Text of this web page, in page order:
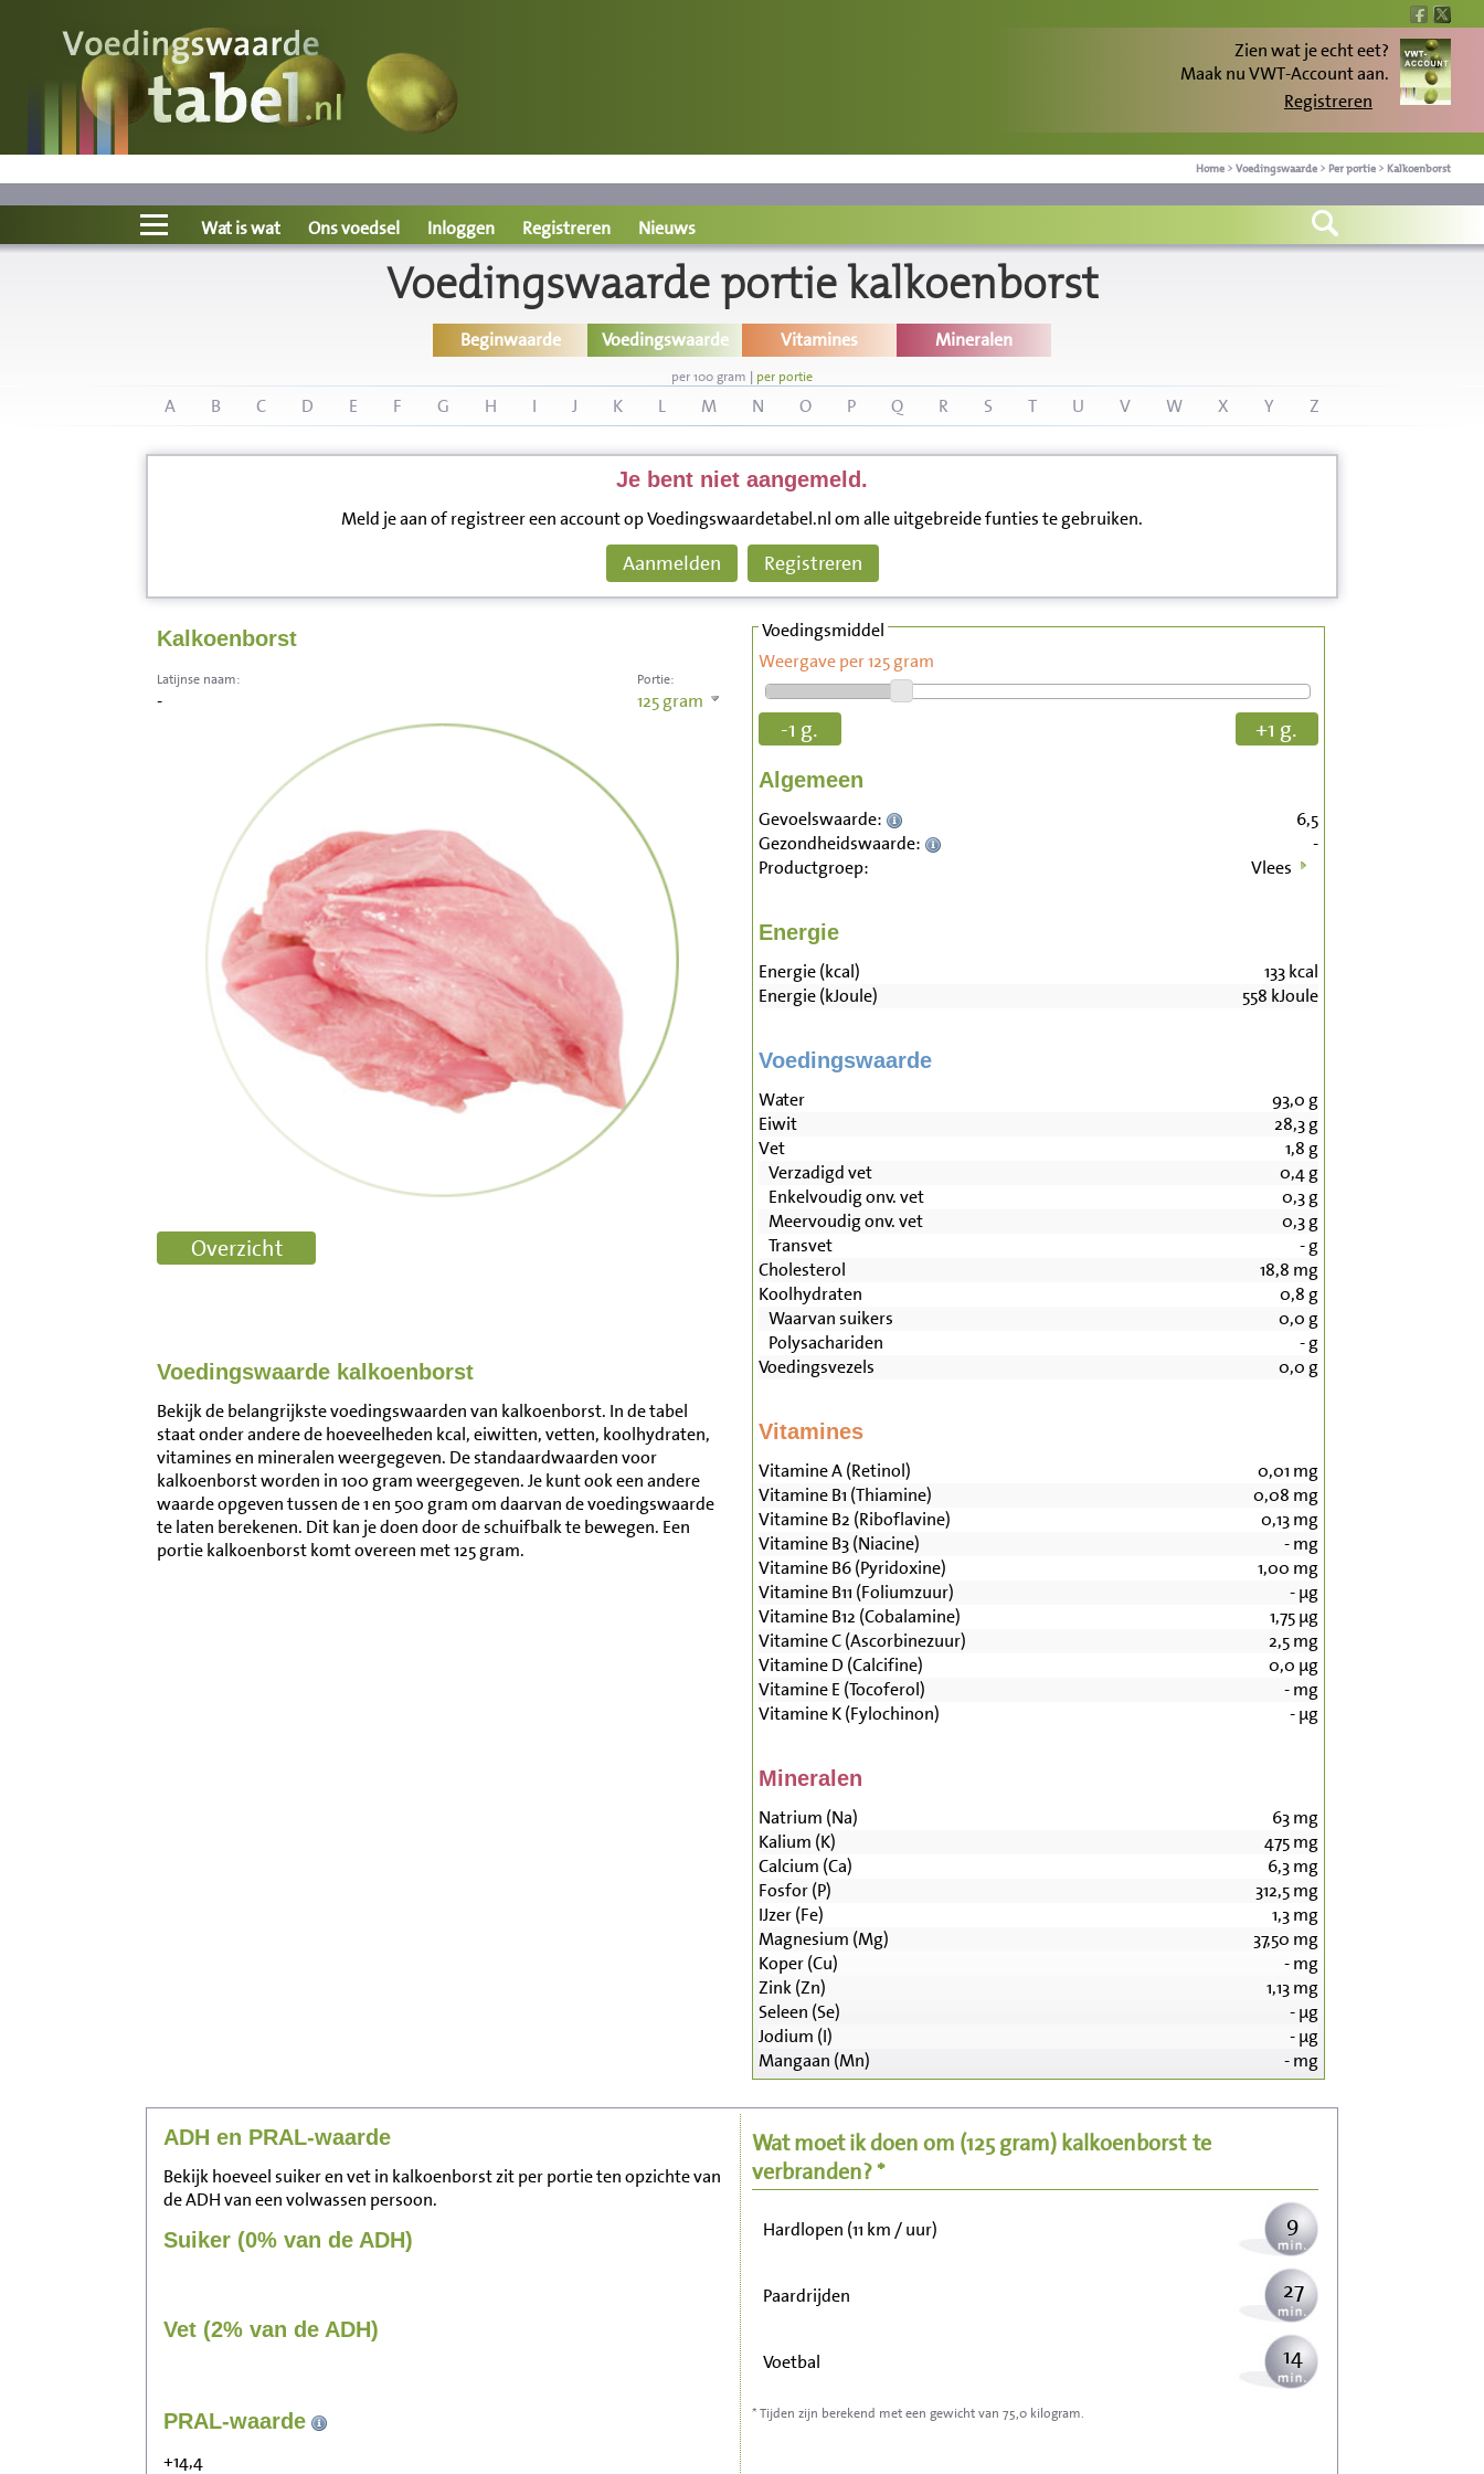
Zien wat je echt eet?
Maak nu VWT-Account aan.
Registreren
Home > Voedingswaarde > Per portie > Kalkoenborst
Voedingswaarde
Wat is wat?
Ons voedsel
Wat is wat Ons voedsel Inloggen Registreren Nieuws
Voedingswaarde portie kalkoenborst
Beginwaarde Voedingswaarde Vitamines Mineralen
per 100 gram | per portie
A B C D E F G H I J K L M N O P Q R S T U V W X Y Z
Je bent niet aangemeld.
Meld je aan of registreer een account op Voedingswaardetabel.nl om alle uitgebreide funties te gebruiken.
Aanmelden Registreren
Kalkoenborst
Portie:
125gram
Latijnse naam:
-
Voedingswaarde kalkoenborst
Bekijk de belangrijkste voedingswaarden van kalkoenborst. In de tabel
staat onder andere de hoeveelheden kcal, eiwitten, vetten, koolhydraten,
vitamines en mineralen weergegeven. De standaardwaarden voor
kalkoenborst worden in 100 gram weergegeven. Je kunt ook een andere
waarde opgeven tussen de 1 en 500 gram om daarvan de voedingswaarde
te laten berekenen. Dit kan je doen door de schuifbalk te bewegen. Een
portie kalkoenborst komt overeen met 125 gram.
Voedingsmiddel
Weergave per 125 gram
-1 g. +1 g.
Algemeen
Gevoelswaarde:
6,5
Gezondheidswaarde:
-
Productgroep:
Vlees
Energie
Energie (kcal) 133kcal
Energie (kJoule)
558 kJoule
Voedingswaarde
Water 93,0 g
Eiwit
28,3g
Vet
1,8 g
Verzadigd vet
0,4g
Enkelvoudig onv. vet
0,3g
Meervoudig onv. vet
0,3g
Transvet
-g
Cholesterol
18,8 mg
Koolhydraten
0,8 g
Waarvan suikers
0,0 g
Polysachariden
-g
Voedingsvezels
0,0 g
Vitamines
Vitamine A (Retinol) 0,01 mg
Vitamine B1 (Thiamine)
0,08 mg
Vitamine B2 (Riboflavine)
0,13mg
Vitamine B3 (Niacine)
-mg
Vitamine B6 (Pyridoxine)
1,00 mg
Vitamine B11 (Foliumzuur)
-µg
Vitamine B12 (Cobalamine)
1,75µg
Vitamine C (Ascorbinezuur)
2,5mg
Vitamine D (Calcifine)
0,0 µg
Vitamine E (Tocoferol)
-mg
Vitamine K (Fylochinon)
-µg
Mineralen
Natrium (Na) 63mg
Kalium (K)
475mg
Calcium (Ca)
6,3mg
Fosfor (P)
312,5mg
IJzer (Fe)
1,3mg
Magnesium (Mg)
37,50 mg
Koper (Cu)
-mg
Zink (Zn)
1,13mg
Seleen (Se)
-µg
Jodium (I)
-µg
Mangaan (Mn)
-mg
ADH en PRAL-waarde
Bekijk hoeveel suiker en vet in kalkoenborst zit per portie ten opzichte van
de ADH van een volwassen persoon.
Suiker (0% van de ADH)
Vet (2% van de ADH)
PRAL-waarde
+14,4
Wat moet ik doen om (125 gram)kalkoenborst te
verbranden? *
Zitten, tv kijken 96
Wandelen (5 km/uur)
Hardlopen (11 km / uur) 9
Paardrijden 27
Voetbal 14
Stofzuigen
* Tijden zijn berekend met een gewicht van 75,0 kilogram.